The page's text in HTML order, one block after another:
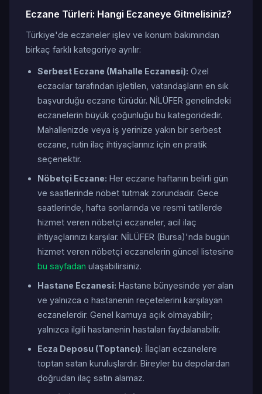
Eczane Türleri: Hangi Eczaneye Gitmelisiniz?
Türkiye'de eczaneler işlev ve konum bakımından
birkaç farklı kategoriye ayrılır:
Serbest Eczane (Mahalle Eczanesi): Özel
eczacılar tarafından işletilen, vatandaşların en sık
başvurduğu eczane türüdür. NİLÜFER genelindeki
eczanelerin büyük çoğunluğu bu kategoridedir.
Mahallenizde veya iş yerinize yakın bir serbest
eczane, rutin ilaç ihtiyaçlarınız için en pratik
seçenektir.
Nöbetçi Eczane: Her eczane haftanın belirli gün
ve saatlerinde nöbet tutmak zorundadır. Gece
saatlerinde, hafta sonlarında ve resmi tatillerde
hizmet veren nöbetçi eczaneler, acil ilaç
ihtiyaçlarınızı karşılar. NİLÜFER (Bursa)'nda bugün
hizmet veren nöbetçi eczanelerin güncel listesine
bu sayfadan ulaşabilirsiniz.
Hastane Eczanesi: Hastane bünyesinde yer alan
ve yalnızca o hastanenin reçetelerini karşılayan
eczanelerdir. Genel kamuya açık olmayabilir;
yalnızca ilgili hastanenin hastaları faydalanabilir.
Ecza Deposu (Toptancı): İlaçları eczanelere
toptan satan kuruluşlardır. Bireyler bu depolardan
doğrudan ilaç satın alamaz.